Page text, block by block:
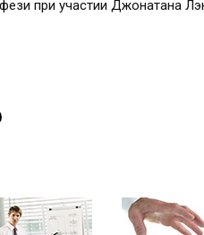
при участии Джонатана